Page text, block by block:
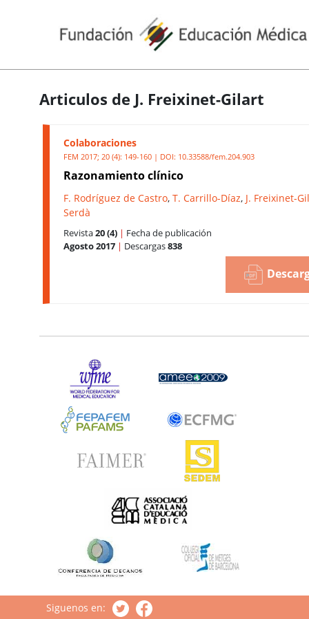
Articulos de J. Freixinet-Gilart
Colaboraciones
FEM 2017; 20 (4): 149-160 | DOI: 10.33588/fem.204.903
Razonamiento clínico
F. Rodríguez de Castro, T. Carrillo-Díaz, J. Freixinet-
Serdà
Revista20 (4) | Fecha de publicación
Agosto 2017 | Descargas838
Siguenos en: